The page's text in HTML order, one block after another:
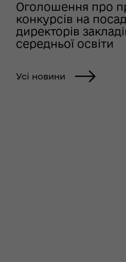
Оголошення про
конкурсів на
директорів
середньої освіти
Усі новини